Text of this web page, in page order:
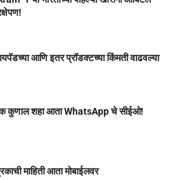
आणि इतर प्रॉडक्टच्या किंमती वाढवल्या
कुणाल शहा आता WhatsApp चे सीईओ!
माहिती आता मोबाईलवर